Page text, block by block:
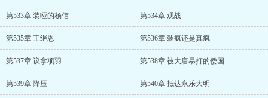
第533章 装哑的杨信 第534章 观战
第535章 王继恩 第536章 装疯还是真疯
第537章 议拿项羽 第538章 被大唐暴打的倭国
第539章 降压 第540章 抵达永乐大明